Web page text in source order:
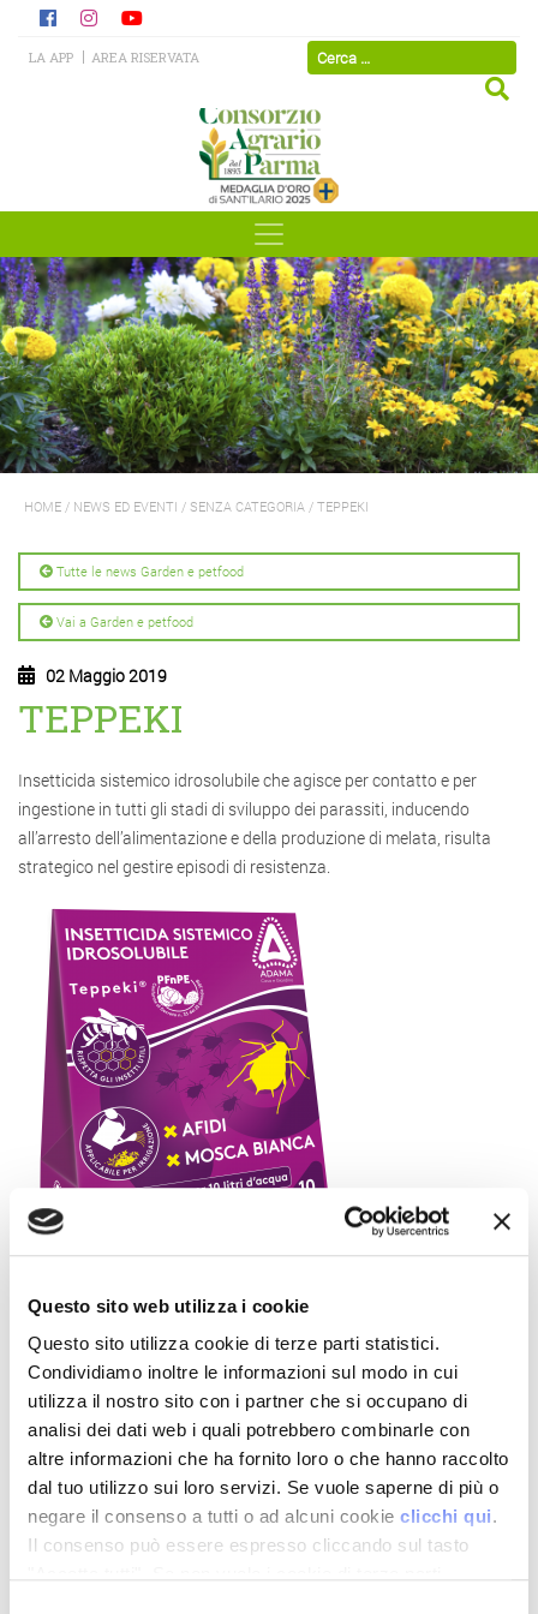
Questo sito web utilizza i cookie
Questo sito utilizza cookie di terze parti statistici.
Condividiamo inoltre le informazioni sul modo in cui
utilizza il nostro sito con i partner che si occupano di
analisi dei dati web i quali potrebbero combinarle con
altre informazioni che ha fornito loro o che hanno raccolto
dal tuo utilizzo sui loro servizi. Se vuole saperne di più o
negare il consenso a tutti o ad alcuni cookie clicchi qui.
Il consenso può essere espresso cliccando sul tasto
LA APP AREA RISERVATA
HOME / NEWS ED EVENTI / SENZA CATEGORIA / TEPPEKI
Tutte le news Garden e petfood
Vai a Garden e petfood
02 Maggio 2019
TEPPEKI
Insetticida sistemico idrosolubile che agisce per contatto e per
ingestione in tutti gli stadi di sviluppo dei parassiti, inducendo
all’arresto dell’alimentazione e della produzione di melata, risulta
strategico nel gestire episodi di resistenza.
Altre Notizie
10 Luglio 2026
A Villa Bonelli l’orto
dei bambini diventa
modello-pilota per il
territorio con il